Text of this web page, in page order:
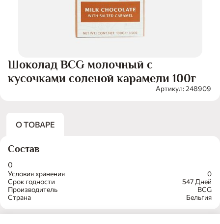
Шоколад BCG молочный с
кусочками соленой карамели 100г
Артикул: 248909
О ТОВАРЕ
Условия хранения
0
Срок годности
547 Дней
Производитель
BCG
Страна
Бельгия
Состав
0